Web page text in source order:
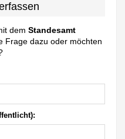
demStandesamt
Frage dazu oder möchten